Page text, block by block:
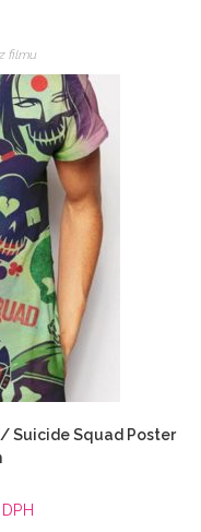
filmu
Suicide Squad Poster